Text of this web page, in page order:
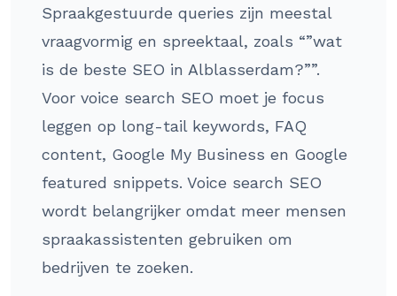
Spraakgestuurde queries zijn meestal
vraagvormig en spreektaal, zoals “”wat
is de beste SEO in Alblasserdam?””.
Voor voice search SEO moet je focus
leggen op long-tail keywords, FAQ
content, Google My Business en Google
featured snippets. Voice search SEO
wordt belangrijker omdat meer mensen
spraakassistenten gebruiken om
bedrijven te zoeken.